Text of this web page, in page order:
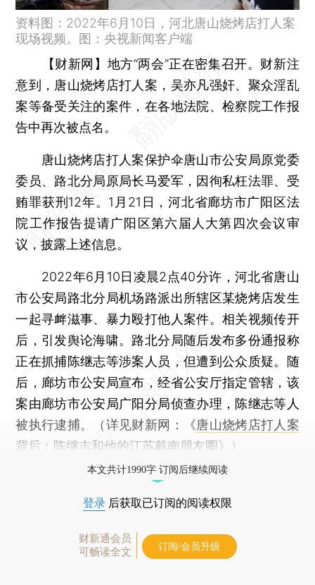
资料图：2022年6月10日，河北唐山烧烤店打人案
现场视频。图：央视新闻客户端
【财新网】 地方“两会”正在密集召开。财新注
意到，唐山烧烤店打人案，吴亦凡强奸、聚众淫乱
案等备受关注的案件，在各地法院、检察院工作报
告中再次被点名。
唐山烧烤店打人案保护伞唐山市公安局原党委
委员、路北分局原局长马爱军，因徇私枉法罪、受
贿罪获刑12年。1月21日，河北省廊坊市广阳区法
院工作报告提请广阳区第六届人大第四次会议审
议，披露上述信息。
2022年6月10日凌晨2点40分许，河北省唐山
市公安局路北分局机场路派出所辖区某烧烤店发生
一起寻衅滋事、暴力殴打他人案件。相关视频传开
后，引发舆论海啸。路北分局随后发布多份通报称
正在抓捕陈继志等涉案人员，但遭到公众质疑。随
后，廊坊市公安局宣布，经省公安厅指定管辖，该
案由廊坊市公安局广阳分局侦查办理，陈继志等人
被执行逮捕。（详见财新网：《唐山烧烤店打人案
背后：陈继志和他的江苏戴南朋友圈》）
本文共计1990字 订阅后继续阅读
登录 后获取已订阅的阅读权限
财新通会员
可畅读全文
订阅/会员升级